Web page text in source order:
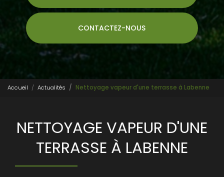
CONTACTEZ-NOUS
Accueil Actualités Nettoyage vapeur d'une terrasse à Labenne
NETTOYAGE VAPEUR D'UNE
TERRASSE À LABENNE